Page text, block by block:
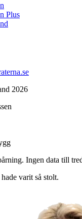
Plus
2026
Ingen data till
varit så stolt.